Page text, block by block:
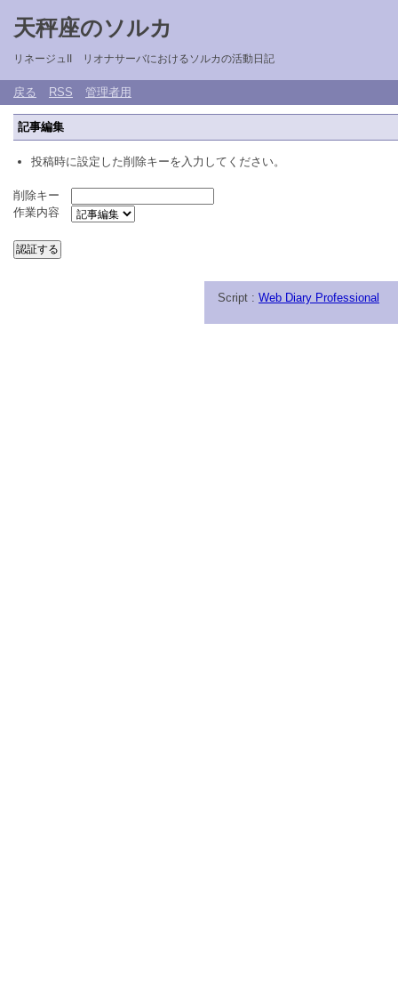
天秤座のソルカ
リネージュII リオナサーバにおけるソルカの活動日記
戻る RSS 管理者用
記事編集
投稿時に設定した削除キーを入力してください。
削除キー
作業内容
Script : Web Diary Professional